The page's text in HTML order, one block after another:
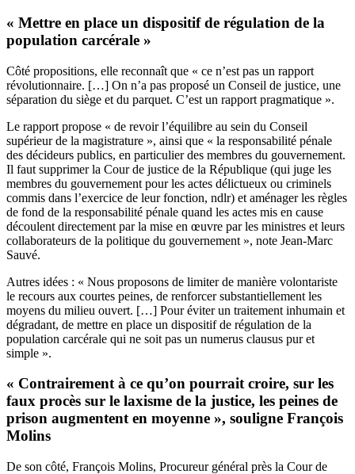
« Mettre en place un dispositif de régulation de la
population carcérale »
Côté propositions, elle reconnaît que « ce n’est pas un rapport
révolutionnaire. […] On n’a pas proposé un Conseil de justice, une
séparation du siège et du parquet. C’est un rapport pragmatique ».
Le rapport propose « de revoir l’équilibre au sein du Conseil
supérieur de la magistrature », ainsi que « la responsabilité pénale
des décideurs publics, en particulier des membres du gouvernement.
Il faut supprimer la Cour de justice de la République (qui juge les
membres du gouvernement pour les actes délictueux ou criminels
commis dans l’exercice de leur fonction, ndlr) et aménager les règles
de fond de la responsabilité pénale quand les actes mis en cause
découlent directement par la mise en œuvre par les ministres et leurs
collaborateurs de la politique du gouvernement », note Jean-Marc
Sauvé.
Autres idées : « Nous proposons de limiter de manière volontariste
le recours aux courtes peines, de renforcer substantiellement les
moyens du milieu ouvert. […] Pour éviter un traitement inhumain et
dégradant, de mettre en place un dispositif de régulation de la
population carcérale qui ne soit pas un numerus clausus pur et
simple ».
« Contrairement à ce qu’on pourrait croire, sur les
faux procès sur le laxisme de la justice, les peines de
prison augmentent en moyenne », souligne François
Molins
De son côté, François Molins, Procureur général près la Cour de